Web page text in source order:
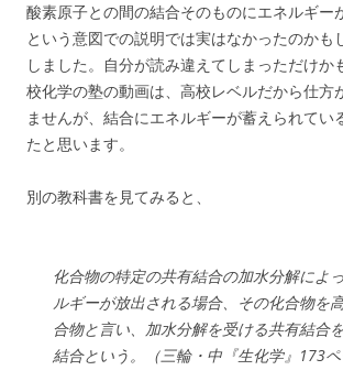
酸素原子との間の結合そのものにエネルギー
という意図での説明では実はなかったのかも
しました。自分が読み違えてしまっただけか
校化学の塾の動画は、高校レベルだから仕方
ませんが、結合にエネルギーが蓄えられてい
たと思います。
別の教科書を見てみると、
化合物の特定の共有結合の加水分解によ
ルギーが放出される場合、その化合物を
合物と言い、加水分解を受ける共有結合
結合という。（三輪・中『生化学』173ペ